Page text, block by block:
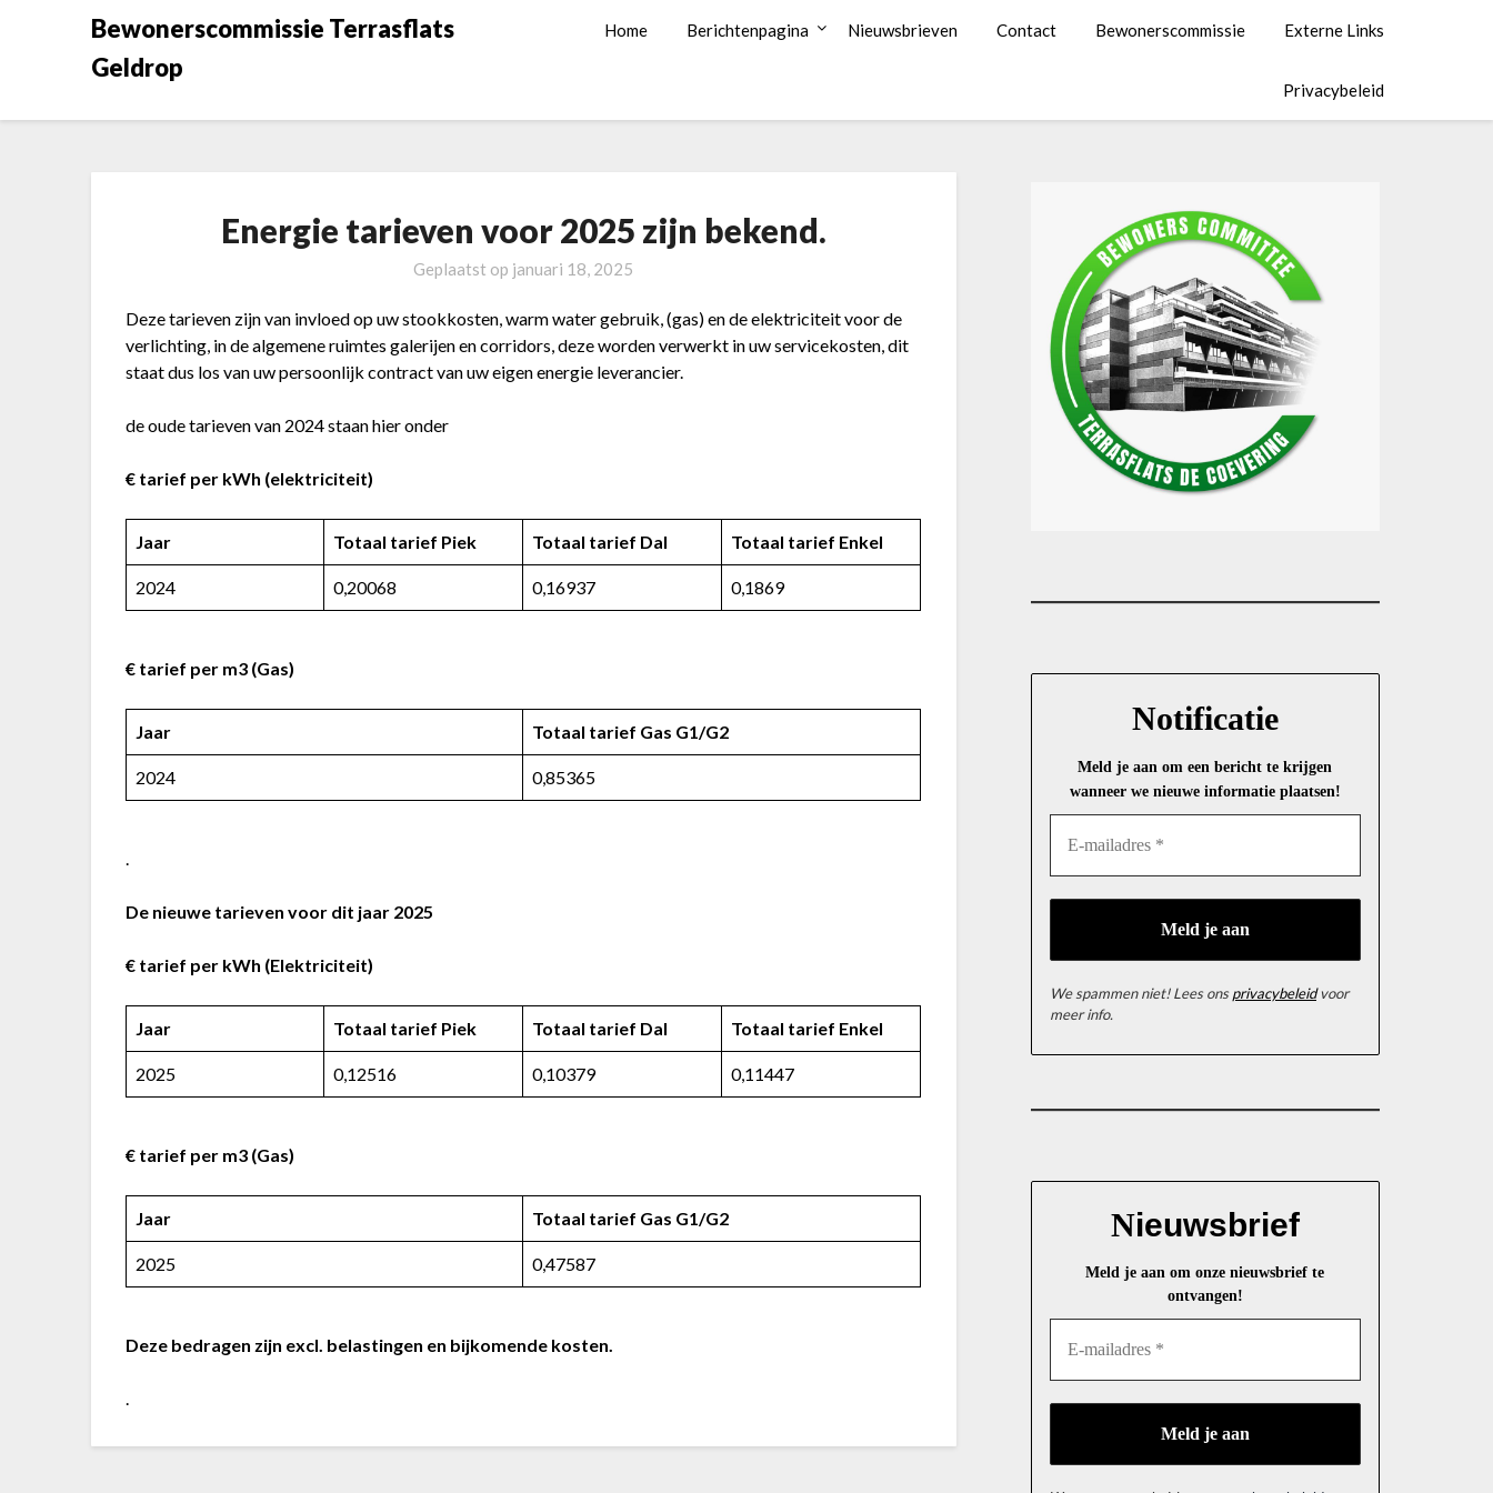
Bewonerscommissie Terrasflats
Geldrop
Home Berichtenpagina Nieuwsbrieven Contact Bewonerscommissie Externe Links
Privacybeleid
Energie tarieven voor 2025 zijn bekend.
Geplaatst op januari 18, 2025
Deze tarieven zijn van invloed op uw stookkosten, warm water gebruik, (gas) en de elektriciteit voor de
verlichting, in de algemene ruimtes galerijen en corridors, deze worden verwerkt in uw servicekosten, dit
staat dus los van uw persoonlijk contract van uw eigen energie leverancier.
de oude tarieven van 2024 staan hier onder
€ tarief per kWh (elektriciteit)
Jaar Totaal tarief Piek Totaal tarief Dal Totaal tarief Enkel
2024 0,20068 0,16937 0,1869
€ tarief per m3 (Gas)
Jaar Totaal tarief Gas G1/G2
2024 0,85365
.
De nieuwe tarieven voor dit jaar 2025
€ tarief per kWh (Elektriciteit)
Jaar Totaal tarief Piek Totaal tarief Dal Totaal tarief Enkel
2025 0,12516 0,10379 0,11447
€ tarief per m3 (Gas)
Jaar Totaal tarief Gas G1/G2
2025 0,47587
Deze bedragen zijn excl. belastingen en bijkomende kosten.
.
Notificatie
Meld je aan om een bericht te krijgen
wanneer we nieuwe informatie plaatsen!
We spammen niet! Lees onsprivacybeleidvoor
meer info.
Nieuwsbrief
Meld je aan om onze nieuwsbrief te
ontvangen!